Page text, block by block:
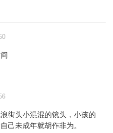
街头小混混的镜头，小孩的
己未成年就胡作非为。